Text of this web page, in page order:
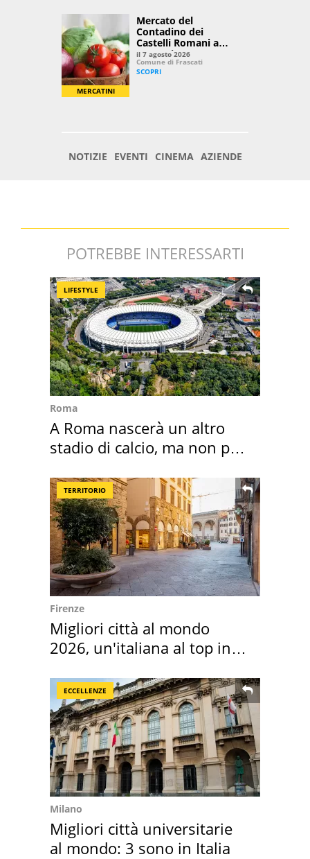
POTREBBE INTERESSARTI
LIFESTYLE
Roma
A Roma nascerà un altro
stadio di calcio, ma non per
TERRITORIO
Firenze
Migliori città al mondo
2026, un'italiana al top in
ECCELLENZE
Milano
Migliori città universitarie
al mondo: 3 sono in Italia